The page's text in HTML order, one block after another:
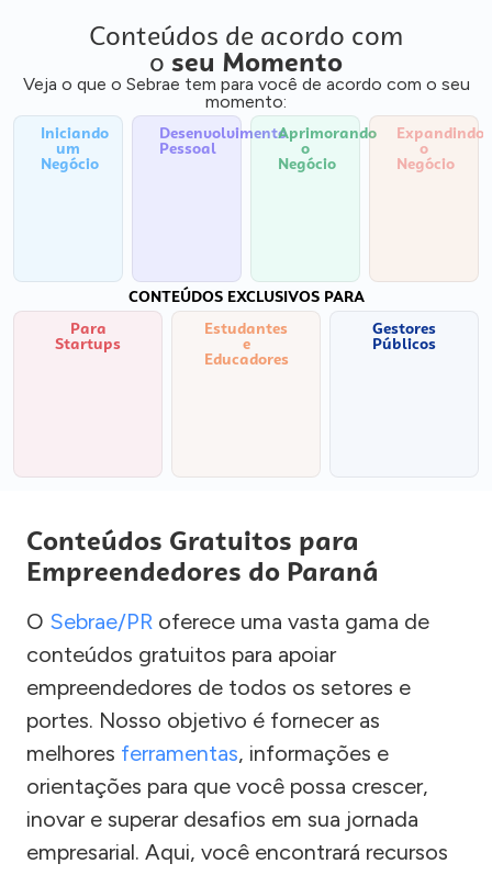
Conteúdos de acordo com
o seu Momento
Veja o que o Sebrae tem para você de acordo com o seu
momento:
Iniciando
um
Negócio
Desenvolvimento
Pessoal
Aprimorando
o
Negócio
Expandindo
o
Negócio
CONTEÚDOS EXCLUSIVOS PARA
Para
Startups
Estudantes
e
Educadores
Gestores
Públicos
Conteúdos Gratuitos para
Empreendedores do Paraná
O Sebrae/PR oferece uma vasta gama de
conteúdos gratuitos para apoiar
empreendedores de todos os setores e
portes. Nosso objetivo é fornecer as
melhores ferramentas, informações e
orientações para que você possa crescer,
inovar e superar desafios em sua jornada
empresarial. Aqui, você encontrará recursos